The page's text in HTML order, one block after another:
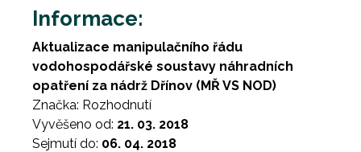
Informace:
Aktualizace manipulačního řádu
vodohospodářské soustavy náhradních
opatření za nádrž Dřínov (MŘ VS NOD)
Značka: Rozhodnutí
Vyvěšeno od: 21. 03. 2018
Sejmutí do: 06. 04. 2018